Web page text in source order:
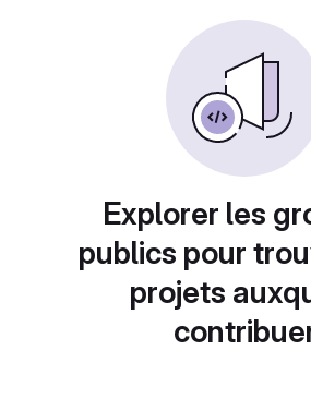
Explorer les
publics pour
projets